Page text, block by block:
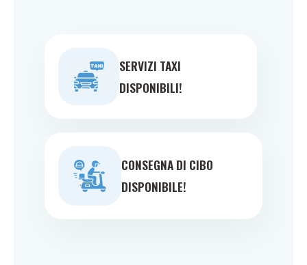
SERVIZI TAXI
DISPONIBILI!
CONSEGNA DI CIBO
DISPONIBILE!